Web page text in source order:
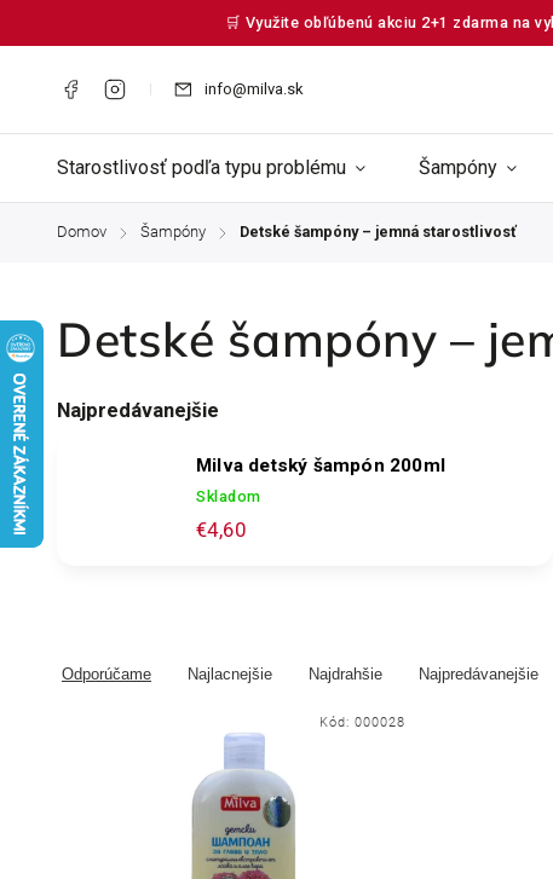
🛒 Využite obľúbenú akciu 2+1 zdarma na
info@milva.sk
Starostlivosť podľa typu problému Šampóny
Domov / Šampóny / Detské šampóny – jemná starostlivosť
Detské šampóny –
Najpredávanejšie
Milva detský šampón 200ml
Skladom
€4,60
Odporúčame Najlacnejšie Najdrahšie Najpredávanejšie
Kód: 000028